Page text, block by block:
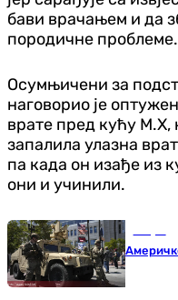
бави врачањем и да
породичне проблеме.
Осумњичени за
наговорио је
врате пред кућу
запалила улазна
па када он изађе из
они и учинили.